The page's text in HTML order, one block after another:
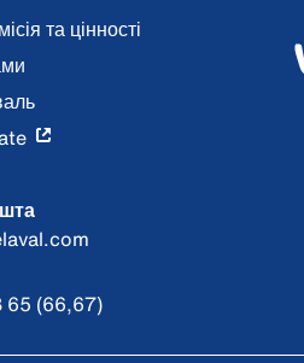
та цінності
65 (66,67)